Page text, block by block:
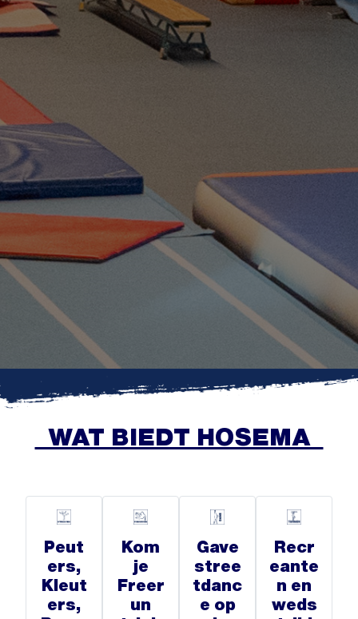
WAT BIEDT HOSEMA
Peut
ers,
Kleut
ers,
Kom
je
Freer
un
Gave
stree
tdanc
e op
Recr
eante
n en
weds